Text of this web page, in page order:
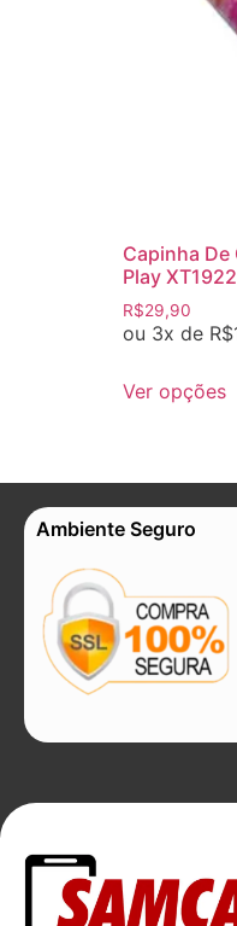
Capinha
Play
R$29,90
ou 3x de R$
Ver opções
Ambiente Seguro